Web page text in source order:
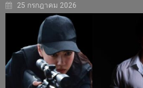
25 กรกฎาคม 2026